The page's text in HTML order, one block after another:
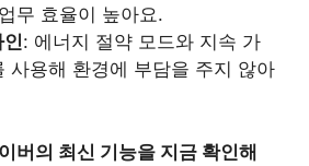
무 효율이 높아요.
: 에너지 절약 모드와 지속 가
사용해 환경에 부담을 주지 않아
버의 최신 기능을 지금 확인해